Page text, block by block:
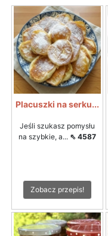
Placuszki na serku...
Jeśli szukasz pomysłu
na szybkie, a... ⇖ 4587
Zobacz przepis!